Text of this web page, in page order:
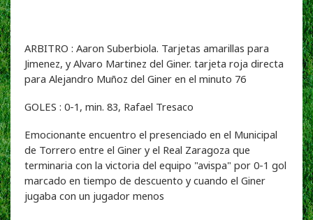
ARBITRO : Aaron Suberbiola. Tarjetas amarillas para
Jimenez, y Alvaro Martinez del Giner. tarjeta roja directa
para Alejandro Muñoz del Giner en el minuto 76
GOLES : 0-1, min. 83, Rafael Tresaco
Emocionante encuentro el presenciado en el Municipal
de Torrero entre el Giner y el Real Zaragoza que
terminaria con la victoria del equipo "avispa" por 0-1 gol
marcado en tiempo de descuento y cuando el Giner
jugaba con un jugador menos